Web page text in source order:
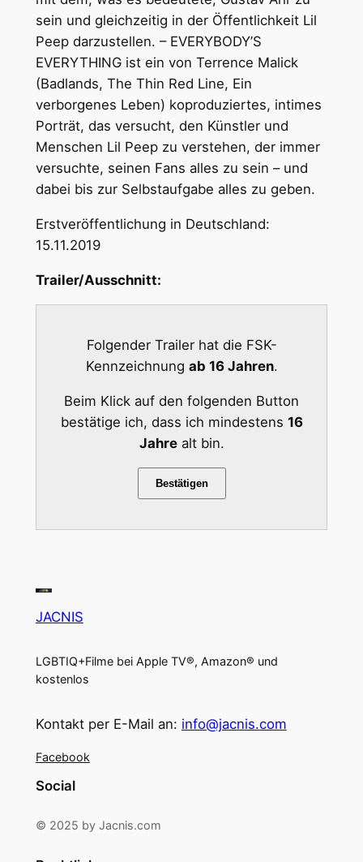
sein und gleichzeitig in der Öffentlichkeit Lil
Peep darzustellen. – EVERYBODY’S
EVERYTHING ist ein von Terrence Malick
(Badlands, The Thin Red Line, Ein
verborgenes Leben) koproduziertes, intimes
Porträt, das versucht, den Künstler und
Menschen Lil Peep zu verstehen, der immer
versuchte, seinen Fans alles zu sein – und
dabei bis zur Selbstaufgabe alles zu geben.
Erstveröffentlichung in Deutschland:
15.11.2019
Trailer/Ausschnitt:
Folgender Trailer hat die FSK-
Kennzeichnung ab 16 Jahren.
Beim Klick auf den folgenden Button
bestätige ich, dass ich mindestens 16
Jahrealt bin.
Bestätigen
JACNIS
LGBTIQ+Filme bei Apple TV®, Amazon® und
kostenlos
Kontakt per E-Mail an: info@jacnis.com
Facebook
Social
© 2025 by Jacnis.com